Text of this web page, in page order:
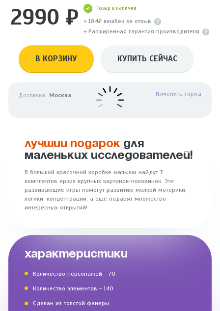
2990 ₽ Товар в наличии
+184₽ кешбек за отзыв
+ Расширенная гарантия производителя
В КОРЗИНУ КУПИТЬ СЕЙЧАС
Доставка: Москва Изменить город
ЛУЧШИЙ ПОДАРОК ДЛЯ
МАЛЕНЬКИХ ИССЛЕДОВАТЕЛЕЙ!
В большой красочной коробке малыши найдут 7
комплектов ярких крупных картинок-половинок. Эти
развивающие игры помогут развитию мелкой моторики,
логики, концентрации, а еще подарят множество
интересных открытий!
ХАРАКТЕРИСТИКИ
Количество персонажей - 70
Количество элементов - 140
Сделан из толстой фанеры